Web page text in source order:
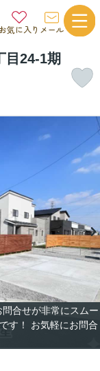
お気に入り メール
目24-1期
合せが非常にスムー
す！ お気軽にお問合